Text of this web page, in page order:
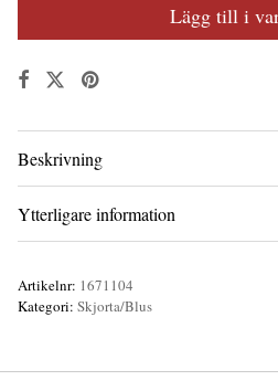
Lägg till i
Beskrivning
Ytterligare information
Artikelnr: 1671104
Kategori: Skjorta/Blus